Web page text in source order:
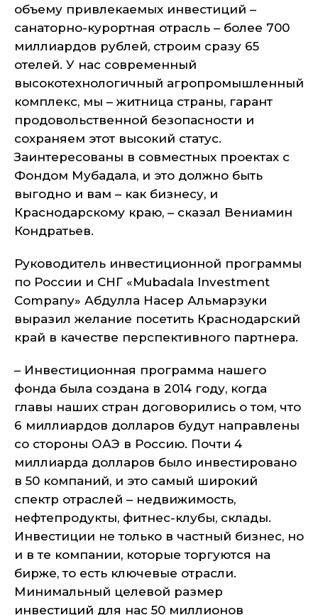
объему привлекаемых инвестиций –
санаторно-курортная отрасль – более 700
миллиардов рублей, строим сразу 65
отелей. У нас современный
высокотехнологичный агропромышленный
комплекс, мы – житница страны, гарант
продовольственной безопасности и
сохраняем этот высокий статус.
Заинтересованы в совместных проектах с
Фондом Мубадала, и это должно быть
выгодно и вам – как бизнесу, и
Краснодарскому краю, – сказал Вениамин
Кондратьев.
Руководитель инвестиционной программы
по России и СНГ «Mubadala Investment
Company» Абдулла Насер Альмарзуки
выразил желание посетить Краснодарский
край в качестве перспективного партнера.
– Инвестиционная программа нашего
фонда была создана в 2014 году, когда
главы наших стран договорились о том, что
6 миллиардов долларов будут направлены
со стороны ОАЭ в Россию. Почти 4
миллиарда долларов было инвестировано
в 50 компаний, и это самый широкий
спектр отраслей – недвижимость,
нефтепродукты, фитнес-клубы, склады.
Инвестиции не только в частный бизнес, но
и в те компании, которые торгуются на
бирже, то есть ключевые отрасли.
Минимальный целевой размер
инвестиций для нас 50 миллионов